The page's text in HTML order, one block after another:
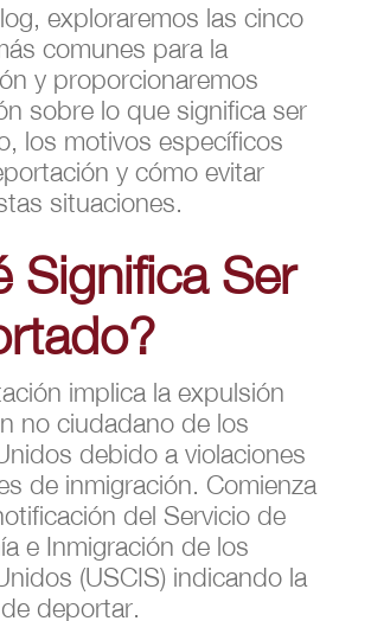
exploraremos las cinco
comunes para la
y proporcionaremos
sobre lo que significa ser
los motivos específicos
y cómo evitar
situaciones.
Significa Ser
implica la expulsión
no ciudadano de los
debido a violaciones
de inmigración. Comienza
del Servicio de
e Inmigración de los
(USCIS) indicando la
deportar.